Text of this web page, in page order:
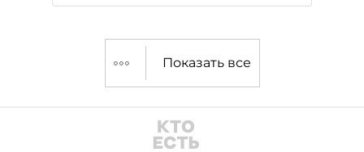
за них, вероятно, продолжится
Западного округа.
Показать все